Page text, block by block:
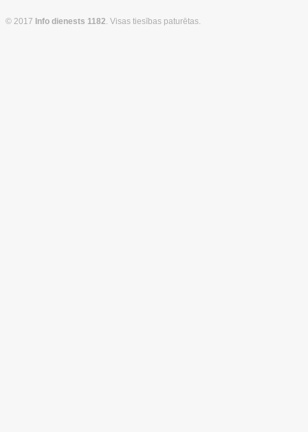
© 2017 Info dienests 1182. Visas tiesības paturētas.